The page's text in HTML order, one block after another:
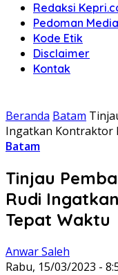
Redaksi
Pedoman
Kode Etik
Disclaimer
Kontak
Beranda Batam
Ingatkan Kontraktor
Batam
Tinjau
Rudi
Tepat Waktu
Anwar Saleh
Rabu, 15/03/2023 -